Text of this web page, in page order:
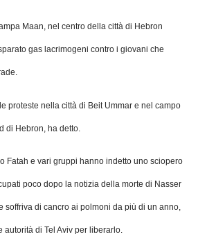
Maan, nel centro della città di Hebron
gas lacrimogeni contro i giovani che
proteste nella città di Beit Ummar e nel campo
di Hebron, ha detto.
Fatah e vari gruppi hanno indetto uno sciopero
poco dopo la notizia della morte di Nasser
soffriva di cancro ai polmoni da più di un anno,
autorità di Tel Aviv per liberarlo.